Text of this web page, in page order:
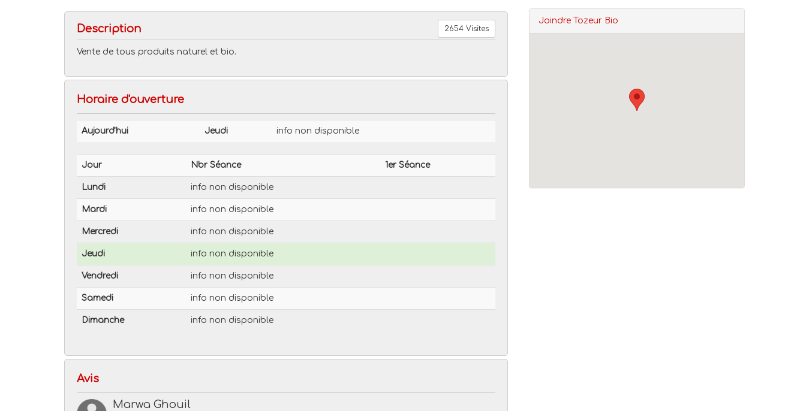
Description 2654 Visites
Vente de tous produits naturel et bio.
Horaire d'ouverture
Aujourd'hui Jeudi info non disponible
Jour Nbr Séance 1er Séance
Lundi info non disponible
Mardi info non disponible
Mercredi info non disponible
Jeudi info non disponible
Vendredi info non disponible
Samedi info non disponible
Dimanche info non disponible
Avis
Marwa Ghouil
Joindre Tozeur Bio